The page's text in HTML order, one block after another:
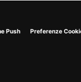
Push Preferenze